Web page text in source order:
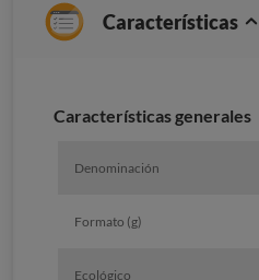
Características
Características generales
Denominación
Formato (g)
Ecológico